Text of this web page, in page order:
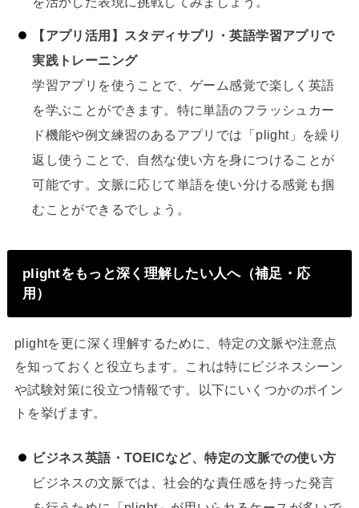
【アプリ活用】スタディサプリ・英語学習アプリで
実践トレーニング
学習アプリを使うことで、ゲーム感覚で楽しく英語
を学ぶことができます。特に単語のフラッシュカー
ド機能や例文練習のあるアプリでは「plight」を繰り
返し使うことで、自然な使い方を身につけることが
可能です。文脈に応じて単語を使い分ける感覚も掴
むことができるでしょう。
plightをもっと深く理解したい人へ（補足・応
用）
plightを更に深く理解するために、特定の文脈や注意点
を知っておくと役立ちます。これは特にビジネスシーン
や試験対策に役立つ情報です。以下にいくつかのポイン
トを挙げます。
ビジネス英語・TOEICなど、特定の文脈での使い方
ビジネスの文脈では、社会的な責任感を持った発言